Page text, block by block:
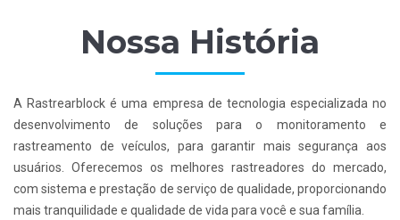
Nossa História
A Rastrearblock é uma empresa de tecnologia especializada no
desenvolvimento de soluções para o monitoramento e
rastreamento de veículos, para garantir mais segurança aos
usuários. Oferecemos os melhores rastreadores do mercado,
com sistema e prestação de serviço de qualidade, proporcionando
mais tranquilidade e qualidade de vida para você e sua família.